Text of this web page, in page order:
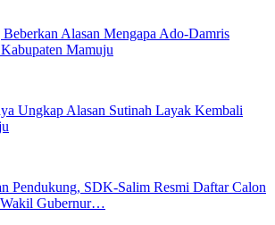
Alasan Mengapa Ado-Damris
Mamuju
Ungkap Alasan Sutinah Layak Kembali
Pendukung, SDK-Salim Resmi Daftar Calon
Gubernur…